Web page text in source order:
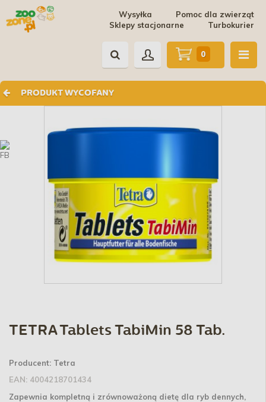
Pomoc dla zwierząt
Wysyłka
Turbokurier
Sklepy stacjonarne
PRODUKT WYCOFANY
0
TETRA Tablets TabiMin 58 Tab.
Producent: Tetra
EAN: 4004218701434
Zapewnia kompletną i zrównoważoną dietę dla ryb dennych,